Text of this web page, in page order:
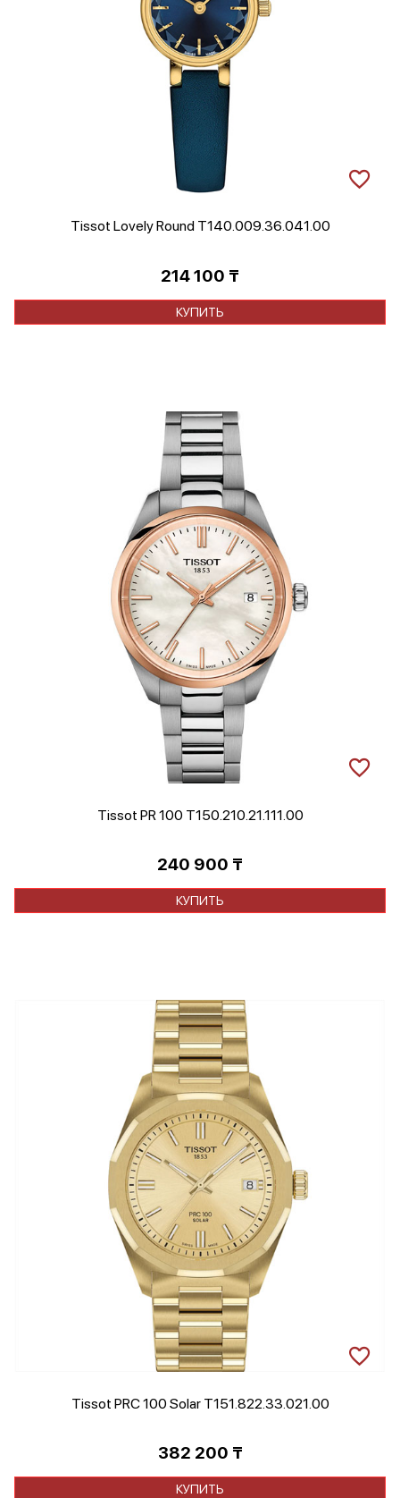
Tissot Lovely Round T140.009.36.041.00
214 100 ₸
КУПИТЬ
Tissot PR 100 T150.210.21.111.00
240 900 ₸
КУПИТЬ
Tissot PRC 100 Solar T151.822.33.021.00
382 200 ₸
КУПИТЬ